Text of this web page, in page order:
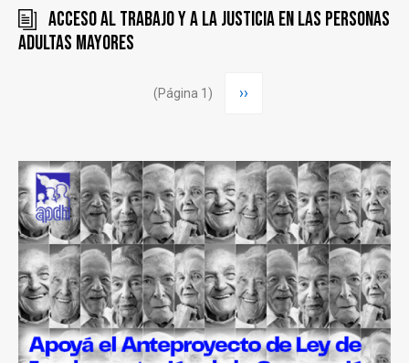
Acceso al trabajo y a la justicia en las Personas
Adultas Mayores
(Página 1)
Siguiente
››